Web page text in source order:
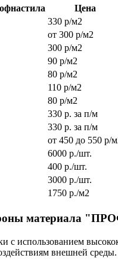
Цена
330 р/м2
от 300 р/м2
300 р/м2
90 р/м2
80 р/м2
110 р/м2
80 р/м2
330 р. за п/м
330 р. за п/м
от 450 до 550 р/
6000 р./шт.
400 р./шт.
3000 р./шт.
1750 р./м2
материала
с использованием
внешней среды.